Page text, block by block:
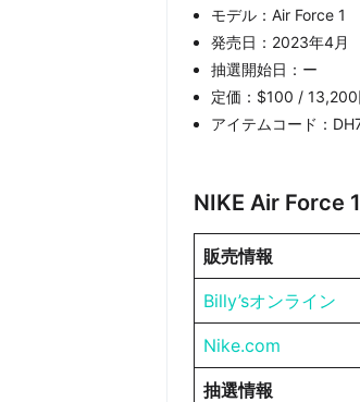
モデル：Air Force 1
発売日：2023年4月
抽選開始日：ー
定価：$100 / 13,200
アイテムコード：
NIKE Air Force
販売情報
Billy’sオンライン
Nike.com
抽選情報